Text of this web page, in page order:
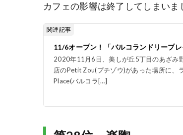
カフェの影響は終了してしまいま
関連記事
11/6オープン！「バルコランドリープ
2020年11月6日、美しが丘5丁目のあざみ
店のPetit Zou(プチゾウ)があった場所に、
Place(バルコラ[…]